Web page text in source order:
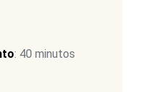
: 40 minutos